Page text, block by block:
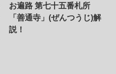
お遍路 第七十五番札所
「善通寺」(ぜんつうじ)解
説！